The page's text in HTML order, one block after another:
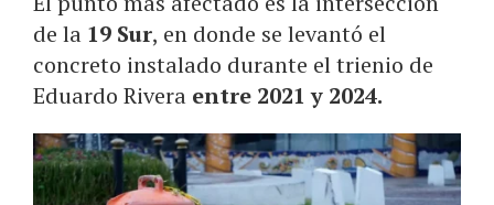
de la 19 Sur, en donde se levantó el
concreto instalado durante el trienio de
Eduardo Rivera entre 2021 y 2024.